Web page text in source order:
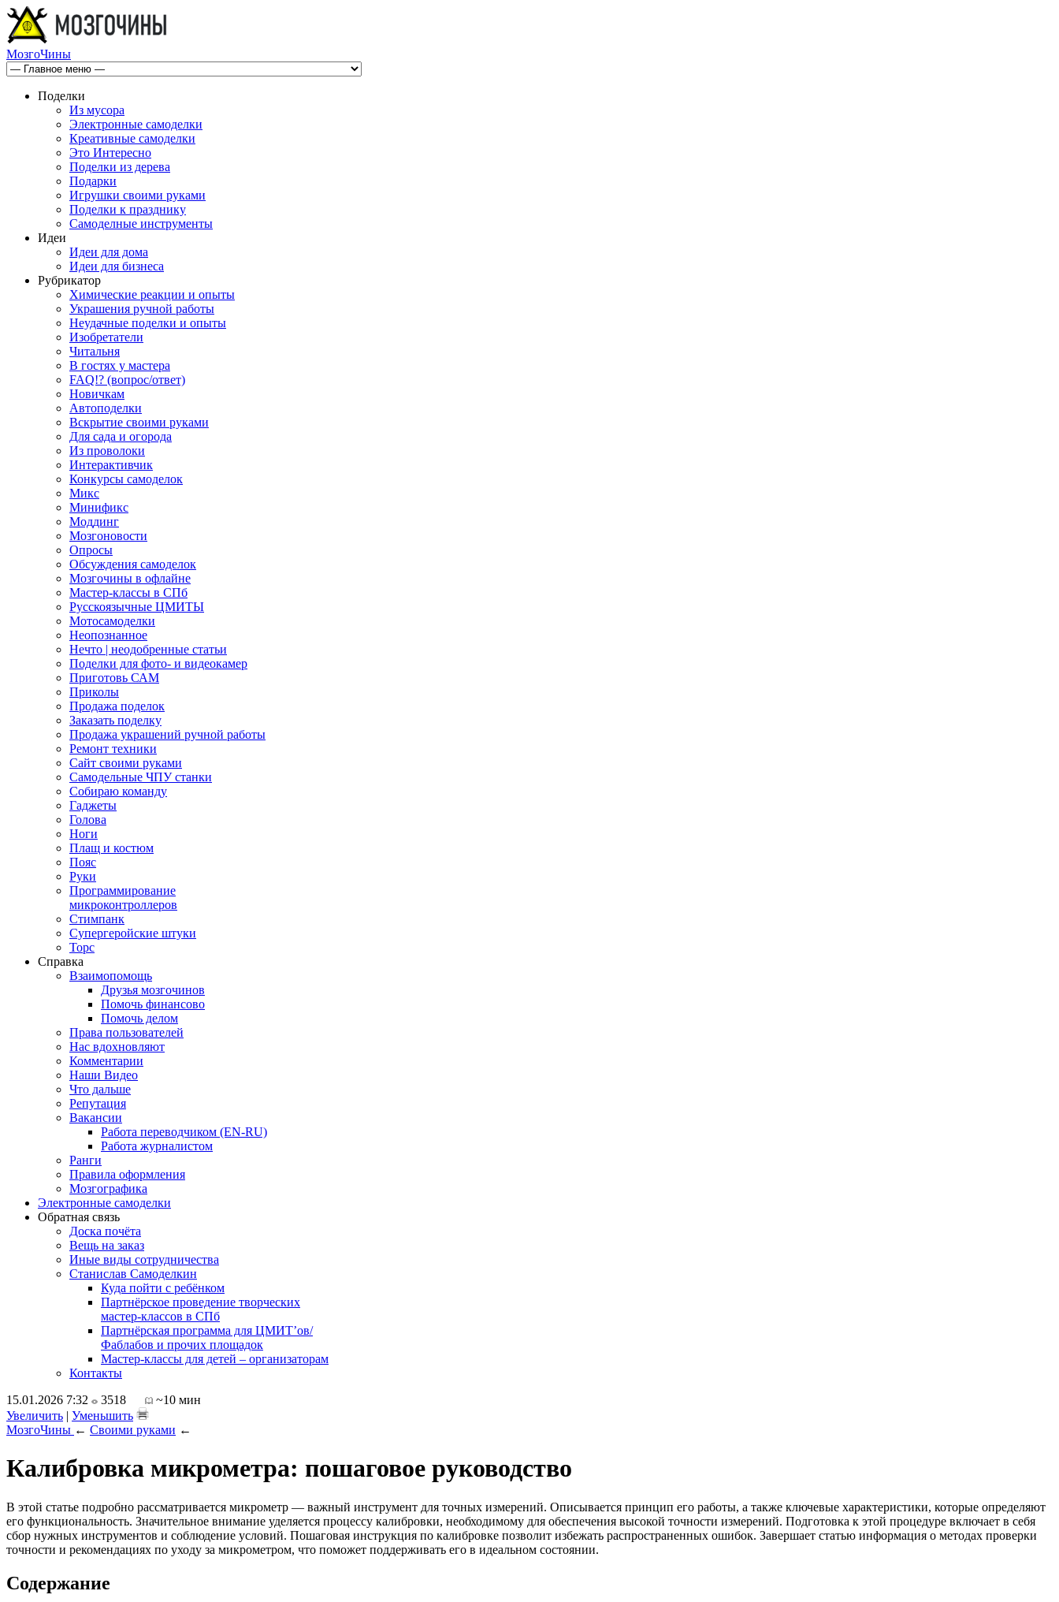
МозгоЧины
Поделки
Из мусора
Электронные самоделки
Креативные самоделки
Это Интересно
Поделки из дерева
Подарки
Игрушки своими руками
Поделки к празднику
Самоделные инструменты
Идеи
Идеи для дома
Идеи для бизнеса
Рубрикатор
Химические реакции и опыты
Украшения ручной работы
Неудачные поделки и опыты
Изобретатели
Читальня
В гостях у мастера
FAQ!? (вопрос/ответ)
Новичкам
Автоподелки
Вскрытие своими руками
Для сада и огорода
Из проволоки
Интерактивчик
Конкурсы самоделок
Микс
Минификс
Моддинг
Мозгоновости
Опросы
Обсуждения самоделок
Мозгочины в офлайне
Мастер-классы в СПб
Русскоязычные ЦМИТЫ
Мотосамоделки
Неопознанное
Нечто | неодобренные статьи
Поделки для фото- и видеокамер
Приготовь САМ
Приколы
Продажа поделок
Заказать поделку
Продажа украшений ручной работы
Ремонт техники
Сайт своими руками
Самодельные ЧПУ станки
Собираю команду
Гаджеты
Голова
Ноги
Плащ и костюм
Пояс
Руки
Программирование
микроконтроллеров
Стимпанк
Супергеройские штуки
Торс
Справка
Взаимопомощь
Друзья мозгочинов
Помочь финансово
Помочь делом
Права пользователей
Нас вдохновляют
Комментарии
Наши Видео
Что дальше
Репутация
Вакансии
Работа переводчиком (EN-RU)
Работа журналистом
Ранги
Правила оформления
Мозгографика
Электронные самоделки
Обратная связь
Доска почёта
Вещь на заказ
Иные виды сотрудничества
Станислав Самоделкин
Куда пойти с ребёнком
Партнёрское проведение творческих
мастер-классов в СПб
Партнёрская программа для ЦМИТ’ов/
Фаблабов и прочих площадок
Мастер-классы для детей – организаторам
Контакты
15.01.2026 7:32
3518
~10 мин
Увеличить | Уменьшить
МозгоЧины ← Своими руками ←
Калибровка микрометра: пошаговое руководство
В этой статье подробно рассматривается микрометр — важный инструмент для точных измерений. Описывается принцип его работы, а также ключевые характеристики, которые определяют
его функциональность. Значительное внимание уделяется процессу калибровки, необходимому для обеспечения высокой точности измерений. Подготовка к этой процедуре включает в себя
сбор нужных инструментов и соблюдение условий. Пошаговая инструкция по калибровке позволит избежать распространенных ошибок. Завершает статью информация о методах проверки
точности и рекомендациях по уходу за микрометром, что поможет поддерживать его в идеальном состоянии.
Содержание